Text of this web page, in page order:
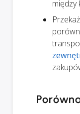
między
Przekaż